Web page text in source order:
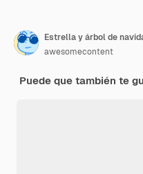
Estrella y árbol de
awesomecontent
Puede que también te